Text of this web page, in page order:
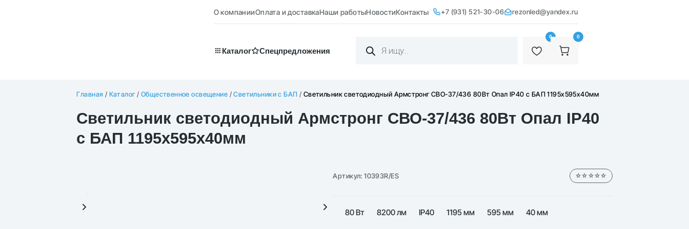
О компанииОплата и доставкаНаши работыНовостиКонтакты +7 (931) 521-30-06 rezonled@yandex.ru
Каталог Cпецпредложения
товаров
0 0
Главная / Каталог/ Общественное освещение /Светильники с БАП / Светильник светодиодный Армстронг СВО-37/436 80Вт Опал IP40 с БАП 1195х595х40мм
Светильник светодиодный Армстронг СВО-37/436 80Вт Опал IP40
с БАП 1195х595х40мм
Артикул:10393R/ES ☆☆☆☆☆
80 Вт 8200 лм IP40 1195 мм 595 мм 40 мм